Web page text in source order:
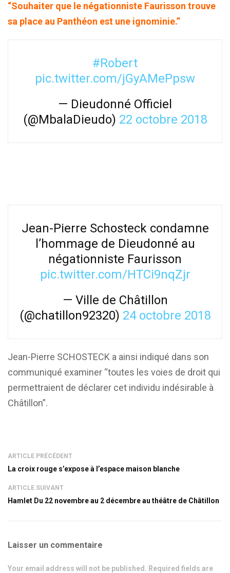
“Souhaiter que le négationniste Faurisson trouve
sa place au Panthéon est une ignominie.”
#Robert
pic.twitter.com/jGyAMePpsw
— Dieudonné Officiel
(@MbalaDieudo) 22 octobre 2018
Jean-Pierre Schosteck condamne
l’hommage de Dieudonné au
négationniste Faurisson
pic.twitter.com/HTCi9nqZjr
— Ville de Châtillon
(@chatillon92320) 24 octobre 2018
Jean-Pierre SCHOSTECK a ainsi indiqué dans son
communiqué examiner “toutes les voies de droit qui
permettraient de déclarer cet individu indésirable à
Châtillon”.
ARTICLE PRÉCÉDENT
La croix rouge s’expose à l’espace maison blanche
ARTICLE SUIVANT
Hamlet Du 22 novembre au 2 décembre au théâtre de Châtillon
Laisser un commentaire
Your email address will not be published. Required fields are